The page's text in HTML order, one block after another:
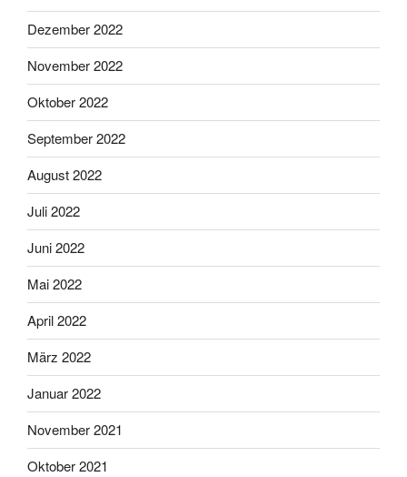
Dezember 2022
November 2022
Oktober 2022
September 2022
August 2022
Juli 2022
Juni 2022
Mai 2022
April 2022
März 2022
Januar 2022
November 2021
Oktober 2021